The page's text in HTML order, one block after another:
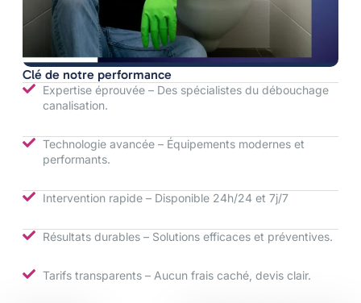
Clé de notre performance
Expertise éprouvée – Des spécialistes du débouchage
canalisation.
Technologie avancée – Équipements modernes et
performants.
Intervention rapide – Disponible 24h/24 et 7j/7
Résultats durables – Solutions efficaces et préventives.
Tarifs transparents – Aucun frais caché, devis clair.